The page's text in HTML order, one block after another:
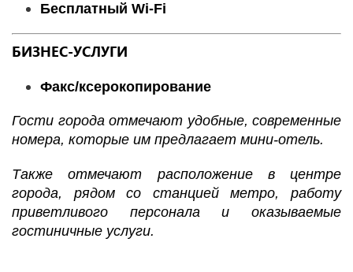
Бесплатный Wi-Fі
БИЗНЕС-УСЛУГИ
Факс/ксерокопирование
Гости города отмечают удобные, современные
номера, которые им предлагает мини-отель.
Также отмечают расположение в центре
города, рядом со станцией метро, работу
приветливого персонала и оказываемые
гостиничные услуги.